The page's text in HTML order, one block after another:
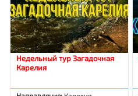
Недельный тур Загадочная
Карелия